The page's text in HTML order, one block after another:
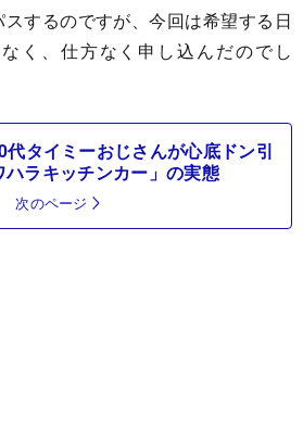
するのですが、今回は希望する日
く、仕方なく申し込んだのでし
タイミーおじさんが心底ドン引
ハラキッチンカー」の実態
次のページ